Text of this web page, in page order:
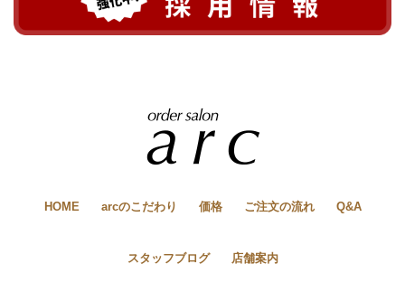
HOME arcのこだわり 価格 ご注文の流れ Q&A
スタッフブログ 店舗案内